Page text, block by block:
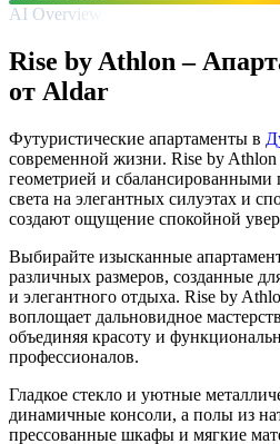
AI Overview
Rise by Athlon –
от Aldar
Футуристические апартаменты в
современной жизни. Rise by Athlon
геометрией и сбалансированными
света на элегантных силуэтах и
создают ощущение спокойной
Выбирайте изысканные
различных размеров, созданные
и элегантного отдыха. Rise by
воплощает дальновидное
объединяя красоту и
профессионалов.
Гладкое стекло и уютные
динамичные консоли, а полы из
прессованные шкафы и мягкие